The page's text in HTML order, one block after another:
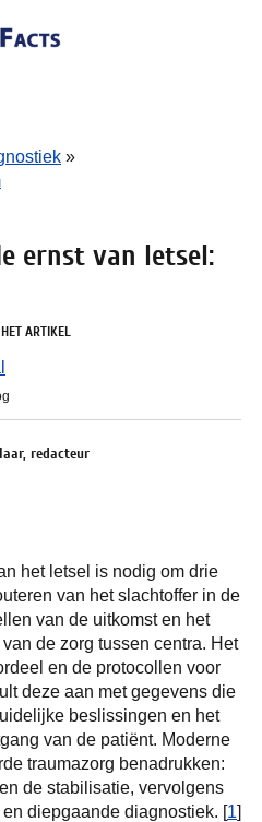
»
ernst van letsel:
ARTIKEL
redacteur
het letsel is nodig om drie
van het slachtoffer in de
van de uitkomst en het
de zorg tussen centra. Het
en de protocollen voor
deze aan met gegevens die
beslissingen en het
van de patiënt. Moderne
traumazorg benadrukken:
de stabilisatie, vervolgens
diepgaande diagnostiek. [1]